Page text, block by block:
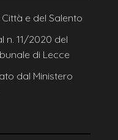
e del Salento
n. 11/2020 del
di Lecce
dal Ministero